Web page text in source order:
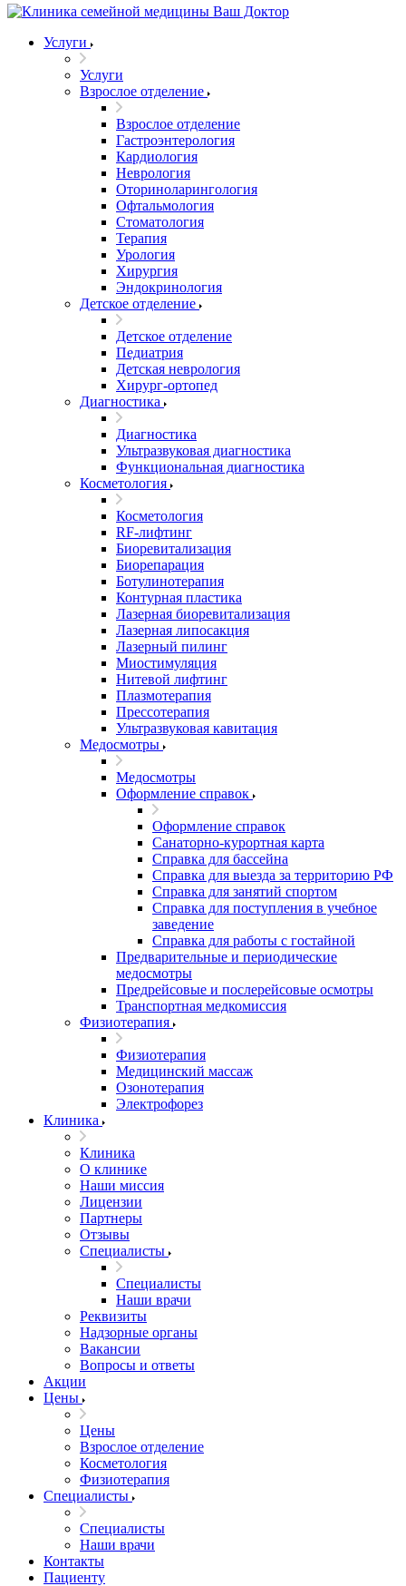
Услуги
Услуги
Взрослое отделение
Взрослое отделение
Гастроэнтерология
Кардиология
Неврология
Оториноларингология
Офтальмология
Стоматология
Терапия
Урология
Хирургия
Эндокринология
Детское отделение
Детское отделение
Педиатрия
Детская неврология
Хирург-ортопед
Диагностика
Диагностика
Ультразвуковая диагностика
Функциональная диагностика
Косметология
Косметология
RF-лифтинг
Биоревитализация
Биорепарация
Ботулинотерапия
Контурная пластика
Лазерная биоревитализация
Лазерная липосакция
Лазерный пилинг
Миостимуляция
Нитевой лифтинг
Плазмотерапия
Прессотерапия
Ультразвуковая кавитация
Медосмотры
Медосмотры
Оформление справок
Оформление справок
Санаторно-курортная карта
Справка для бассейна
Справка для выезда за территорию РФ
Справка для занятий спортом
Справка для поступления в учебное
заведение
Справка для работы с гостайной
Предварительные и периодические
медосмотры
Предрейсовые и послерейсовые осмотры
Транспортная медкомиссия
Физиотерапия
Физиотерапия
Медицинский массаж
Озонотерапия
Электрофорез
Клиника
Клиника
О клинике
Наши миссия
Лицензии
Партнеры
Отзывы
Специалисты
Специалисты
Наши врачи
Реквизиты
Надзорные органы
Вакансии
Вопросы и ответы
Акции
Цены
Цены
Взрослое отделение
Косметология
Физиотерапия
Специалисты
Специалисты
Наши врачи
Контакты
Пациенту